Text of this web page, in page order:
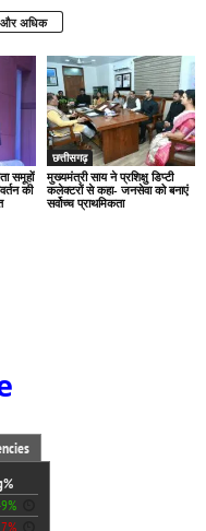
अधिक
समूहों
की
छत्तीसगढ़
मुख्यमंत्री साय ने प्रशिक्षु डिप्टी
कलेक्टरों से कहा- जनसेवा को बनाएं
सर्वोच्च प्राथमिकता